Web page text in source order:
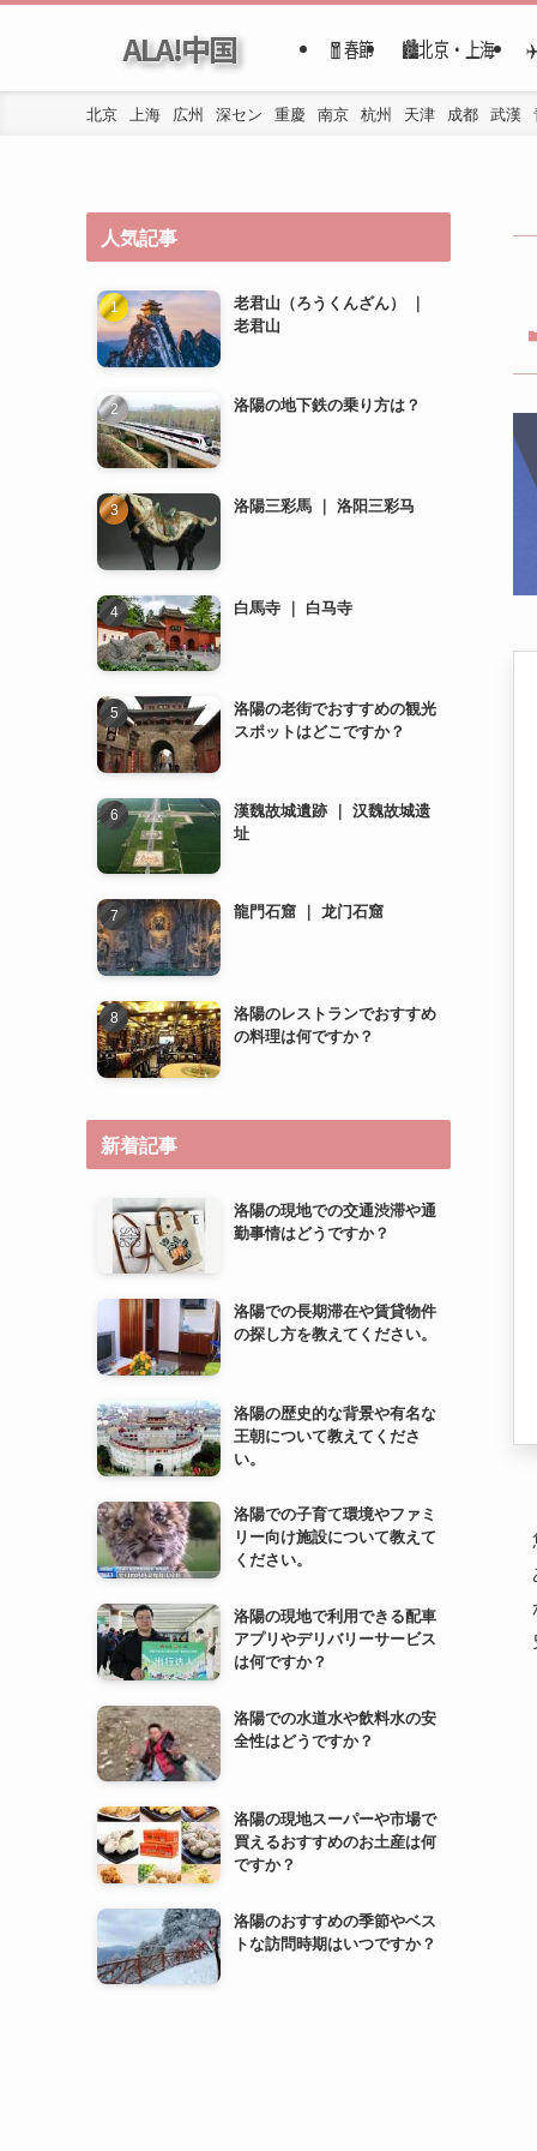
ALA!中国 🧧春節 🏙️北京・上海
北京 上海 広州 深セン 重慶 南京 杭州 天津 成都 武漢
人気記事
老君山（ろうくんざん） ｜
老君山
洛陽の地下鉄の乗り方は？
洛陽三彩馬 ｜ 洛阳三彩马
白馬寺 ｜ 白马寺
洛陽の老街でおすすめの観光
スポットはどこですか？
漢魏故城遺跡 ｜ 汉魏故城遗
址
龍門石窟 ｜ 龙门石窟
洛陽のレストランでおすすめ
の料理は何ですか？
新着記事
洛陽の現地での交通渋滞や通
勤事情はどうですか？
洛陽での長期滞在や賃貸物件
の探し方を教えてください。
洛陽の歴史的な背景や有名な
王朝について教えてくださ
い。
洛陽での子育て環境やファミ
リー向け施設について教えて
ください。
洛陽の現地で利用できる配車
アプリやデリバリーサービス
は何ですか？
洛陽での水道水や飲料水の安
全性はどうですか？
洛陽の現地スーパーや市場で
買えるおすすめのお土産は何
ですか？
洛陽のおすすめの季節やベス
トな訪問時期はいつですか？